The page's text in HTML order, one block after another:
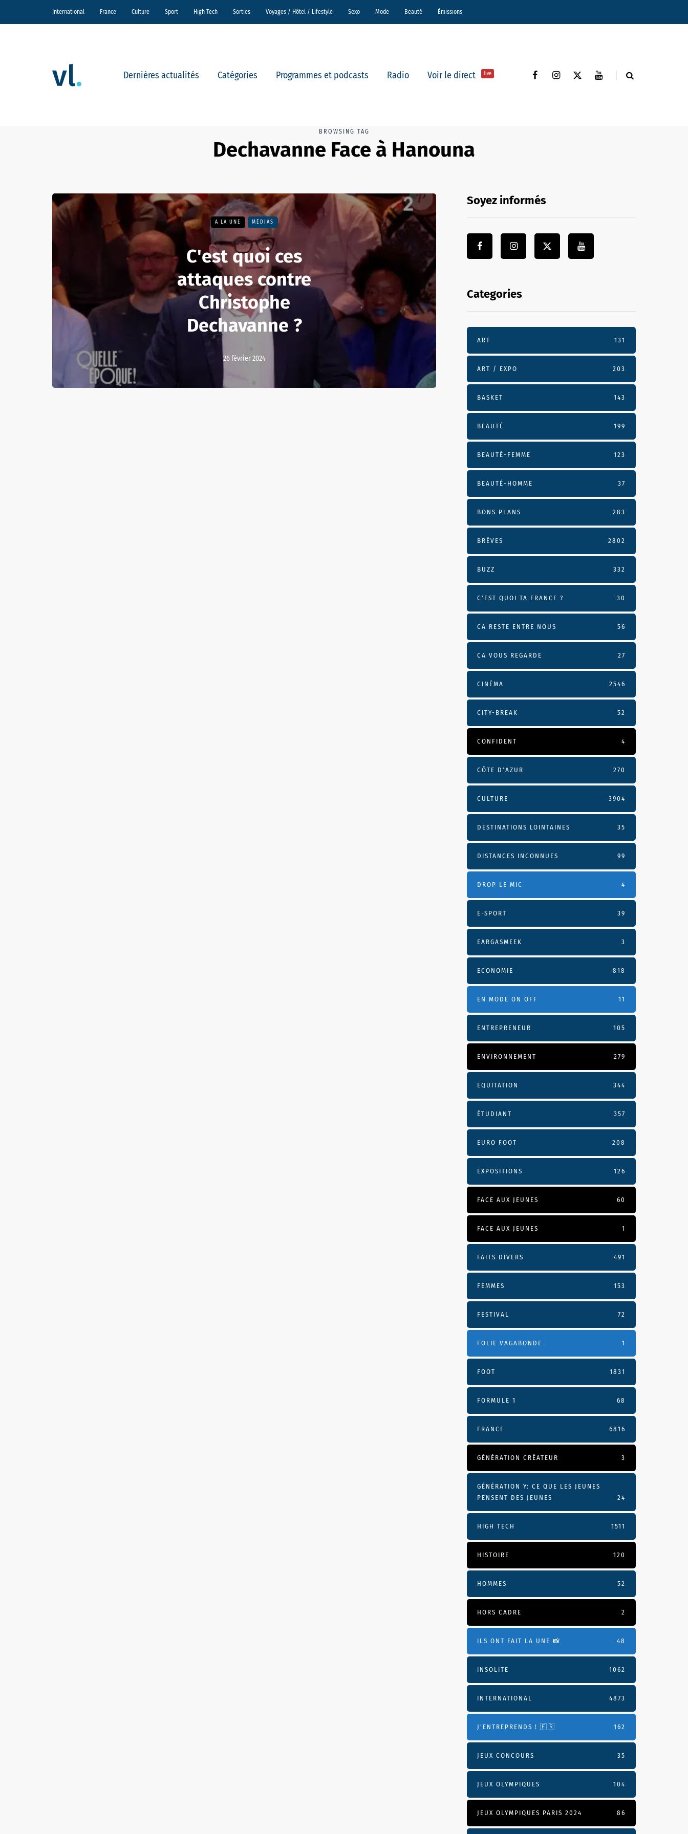
International France Culture Sport High Tech Sorties Voyages / Hôtel / Lifestyle Sexo Mode Beauté Émissions
Dernières actualités Catégories Programmes et podcasts Radio Voir le direct live
BROWSING TAG
Dechavanne Face à Hanouna
A LA UNE MÉDIAS
C'est quoi ces
attaques contre
Christophe
Dechavanne ?
26 février 2024
Soyez informés
Categories
ART 131
ART / EXPO 203
BASKET 143
BEAUTÉ 199
BEAUTÉ-FEMME 123
BEAUTÉ-HOMME 37
BONS PLANS 283
BRÈVES 2802
BUZZ 332
C'EST QUOI TA FRANCE ? 30
CA RESTE ENTRE NOUS 56
CA VOUS REGARDE 27
CINÉMA 2546
CITY-BREAK 52
CONFIDENT 4
CÔTE D’AZUR 270
CULTURE 3904
DESTINATIONS LOINTAINES 35
DISTANCES INCONNUES 99
DROP LE MIC 4
E-SPORT 39
EARGASMEEK 3
ECONOMIE 818
EN MODE ON OFF 11
ENTREPRENEUR 105
ENVIRONNEMENT 279
EQUITATION 344
ÉTUDIANT 357
EURO FOOT 208
EXPOSITIONS 126
FACE AUX JEUNES 60
FACE AUX JEUNES 1
FAITS DIVERS 491
FEMMES 153
FESTIVAL 72
FOLIE VAGABONDE 1
FOOT 1831
FORMULE 1 68
FRANCE 6816
GÉNÉRATION CRÉATEUR 3
GÉNÉRATION Y: CE QUE LES JEUNES
PENSENT DES JEUNES
24
HIGH TECH 1511
HISTOIRE 120
HOMMES 52
HORS CADRE 2
ILS ONT FAIT LA UNE 📸 48
INSOLITE 1062
INTERNATIONAL 4873
J'ENTREPRENDS ! 🇫🇷 162
JEUX CONCOURS 35
JEUX OLYMPIQUES 104
JEUX OLYMPIQUES PARIS 2024 86